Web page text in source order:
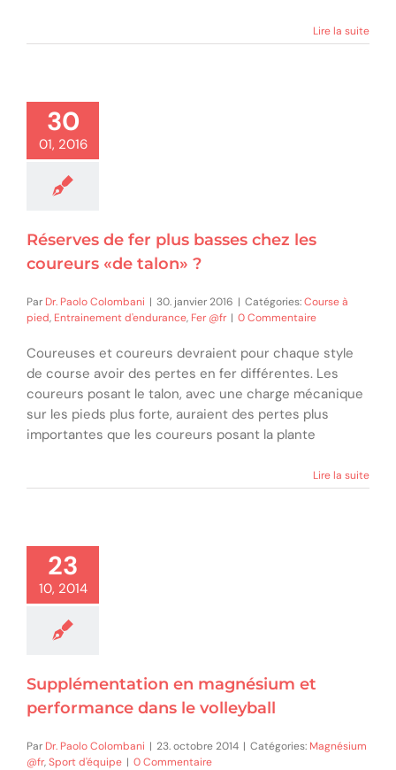
Lire la suite
30
01, 2016
Réserves de fer plus basses chez les
coureurs «de talon» ?
Par Dr. Paolo Colombani | 30. janvier 2016 | Catégories:Course à
pied, Entrainement d'endurance, Fer @fr | 0 Commentaire
Coureuses et coureurs devraient pour chaque style
de course avoir des pertes en fer différentes. Les
coureurs posant le talon, avec une charge mécanique
sur les pieds plus forte, auraient des pertes plus
importantes que les coureurs posant la plante
Lire la suite
23
10, 2014
Supplémentation en magnésium et
performance dans le volleyball
Par Dr. Paolo Colombani | 23. octobre 2014 | Catégories: Magnésium
@fr,Sport d'équipe | 0 Commentaire